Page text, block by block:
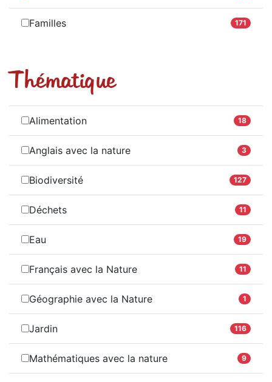
Familles 171
Thématique
Alimentation 18
Anglais avec la nature 3
Biodiversité 127
Déchets 11
Eau 19
Français avec la Nature 11
Géographie avec la Nature 1
Jardin 116
Mathématiques avec la nature 9